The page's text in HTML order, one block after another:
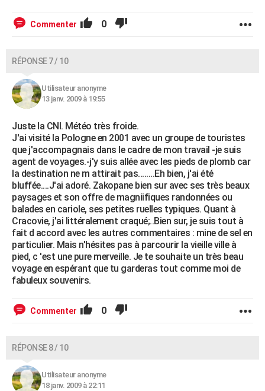
Commenter 0
RÉPONSE 7 / 10
Utilisateur anonyme
13 janv. 2009 à 19:55
Juste la CNI. Météo très froide.
J'ai visité la Pologne en 2001 avec un groupe de touristes
que j'accompagnais dans le cadre de mon travail -je suis
agent de voyages.-j'y suis allée avec les pieds de plomb car
la destination ne m attirait pas........Eh bien, j'ai été
bluffée....J'ai adoré. Zakopane bien sur avec ses très beaux
paysages et son offre de magniifiques randonnées ou
balades en cariole, ses petites ruelles typiques. Quant à
Cracovie, j'ai littéralement craqué;..Bien sur, je suis tout à
fait d accord avec les autres commentaires : mine de sel en
particulier. Mais n'hésites pas à parcourir la vieille ville à
pied, c 'est une pure merveille. Je te souhaite un très beau
voyage en espérant que tu garderas tout comme moi de
fabuleux souvenirs.
Commenter 0
RÉPONSE 8 / 10
Utilisateur anonyme
18 janv. 2009 à 22:11